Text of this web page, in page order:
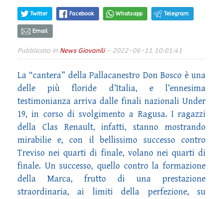
Twitter Facebook Whatsapp Telegram
Email
Pubblicato in News Giovanili- 2022-06-11 10:01:41
La “cantera” della Pallacanestro Don Bosco è una
delle più floride d’Italia, e l’ennesima
testimonianza arriva dalle finali nazionali Under
19, in corso di svolgimento a Ragusa. I ragazzi
della Clas Renault, infatti, stanno mostrando
mirabilie e, con il bellissimo successo contro
Treviso nei quarti di finale, volano nei quarti di
finale. Un successo, quello contro la formazione
della Marca, frutto di una prestazione
straordinaria, ai limiti della perfezione, su